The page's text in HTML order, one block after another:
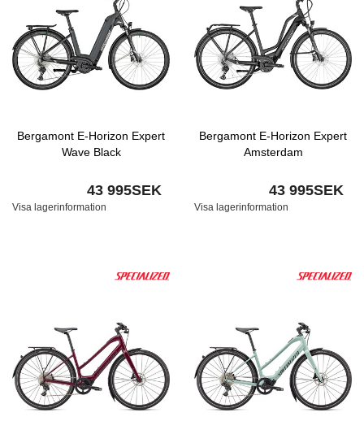
Bergamont E-Horizon Expert
Wave Black
43 995SEK
Visa lagerinformation
Bergamont E-Horizon Expert
Amsterdam
43 995SEK
Visa lagerinformation